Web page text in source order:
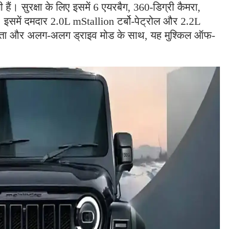
सुरक्षा के लिए इसमें 6 एयरबैग, 360-डिग्री कैमरा,
दमदार 2.0L mStallion टर्बो-पेट्रोल और 2.2L
और अलग-अलग ड्राइव मोड के साथ, यह मुश्किल ऑफ-